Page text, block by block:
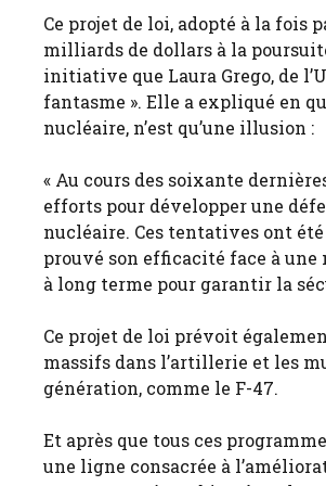
Ce projet de loi, adopté à la fois
milliards de dollars à la
initiative que Laura Grego, de
fantasme ». Elle a expliqué en
nucléaire, n’est qu’une illusion :
« Au cours des soixante
efforts pour développer une
nucléaire. Ces tentatives ont été
prouvé son efficacité face à
à long terme pour garantir la
Ce projet de loi prévoit
massifs dans l’artillerie et les
génération, comme le F-47.
Et après que tous ces
une ligne consacrée à